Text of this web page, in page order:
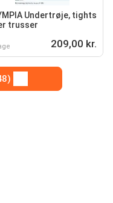
Undertrøje, tights
trusser
209,00 kr.